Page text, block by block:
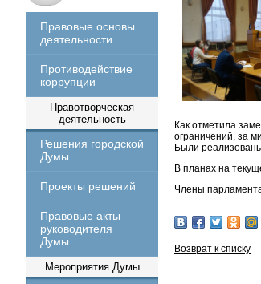
Правовые основы
деятельности
Противодействие
коррупции
Правотворческая
деятельность
Решения городской
Думы
Проекты решений
Правовые акты
руководителя
Думы
Мероприятия Думы
Как отметила
ограничений, за
Были
В планах на
Члены
Возврат к списку